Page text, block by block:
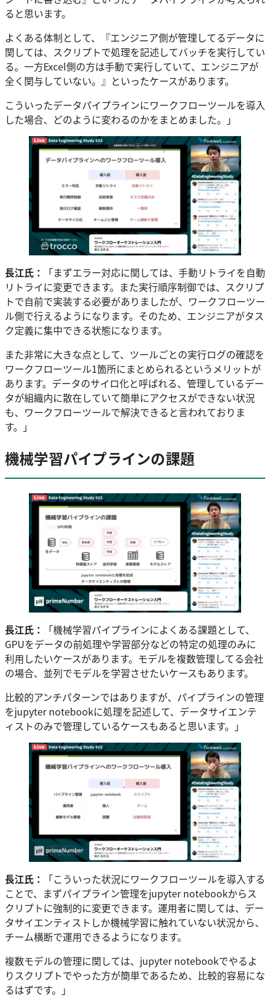
ると思います。
よくある体制として、『エンジニア側が管理してるデータに
関しては、スクリプトで処理を記述してバッチを実行してい
る。一方Excel側の方は手動で実行していて、エンジニアが
全く関与していない。』といったケースがあります。
こういったデータパイプラインにワークフローツールを導入
した場合、どのように変わるのかをまとめました。」
長江氏：
「まずエラー対応に関しては、手動リトライを自動
リトライに変更できます。また実行順序制御では、スクリプ
トで自前で実装する必要がありましたが、ワークフローツー
ル側で行えるようになります。そのため、エンジニアがタス
ク定義に集中できる状態になります。
また非常に大きな点として、ツールごとの実行ログの確認を
ワークフローツール1箇所にまとめられるというメリットが
あります。データのサイロ化と呼ばれる、管理しているデー
タが組織内に散在していて簡単にアクセスができない状況
も、ワークフローツールで解決できると言われておりま
す。」
機械学習パイプラインの課題
長江氏：
「機械学習パイプラインによくある課題として、
GPUをデータの前処理や学習部分などの特定の処理のみに
利用したいケースがあります。モデルを複数管理してる会社
の場合、並列でモデルを学習させたいケースもあります。
比較的アンチパターンではありますが、パイプラインの管理
をjupyter notebookに処理を記述して、データサイエンテ
ィストのみで管理しているケースもあると思います。」
長江氏：
「こういった状況にワークフローツールを導入する
ことで、まずパイプライン管理をjupyter notebookからス
クリプトに強制的に変更できます。運用者に関しては、デー
タサイエンティストしか機械学習に触れていない状況から、
チーム横断で運用できるようになります。
複数モデルの管理に関しては、jupyter notebookでやるよ
りスクリプトでやった方が簡単であるため、比較的容易にな
るはずです。」